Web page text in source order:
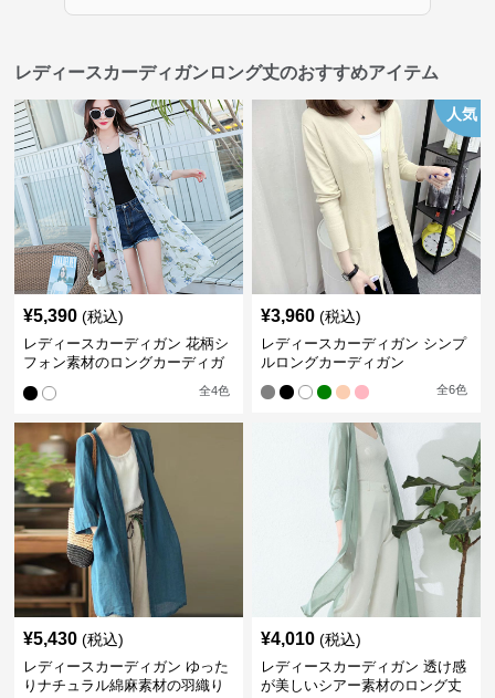
レディースカーディガンロング丈のおすすめアイテム
¥5,390 (税込)
レディースカーディガン 花柄シ
フォン素材のロングカーディガ
全4色
人気
¥3,960 (税込)
レディースカーディガン シンプ
ルロングカーディガン
全6色
¥5,430 (税込)
レディースカーディガン ゆった
りナチュラル綿麻素材の羽織り
¥4,010 (税込)
レディースカーディガン 透け感
が美しいシアー素材のロング丈